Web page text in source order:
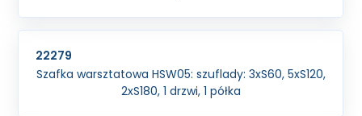
22279
Szafka warsztatowa HSW05: szuflady: 3xS60, 5xS120,
2xS180, 1 drzwi, 1 półka